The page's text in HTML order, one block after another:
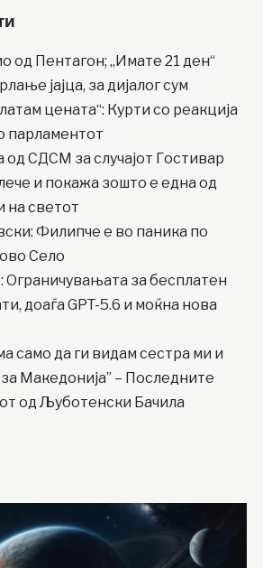
од Пентагон; „Имате 21 ден“
јајца, за дијалог сум
цената“: Курти со реакција
парламентот
од СДСМ за случајот Гостивар
и покажа зошто е една од
на светот
Филипче е во паника по
Село
Ограничувањата за бесплатен
доаѓа GPT-5.6 и моќна нова
само да ги видам сестра ми и
за Македонија” – Последните
од Љуботенски Бачила